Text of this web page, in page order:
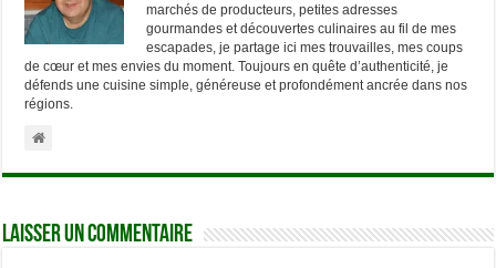
marchés de producteurs, petites adresses
gourmandes et découvertes culinaires au fil de mes
escapades, je partage ici mes trouvailles, mes coups
de cœur et mes envies du moment. Toujours en quête d’authenticité, je
défends une cuisine simple, généreuse et profondément ancrée dans nos
régions.
Laisser un commentaire